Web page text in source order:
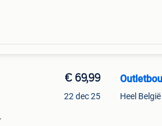
€ 69,99
22 dec 25 Heel België